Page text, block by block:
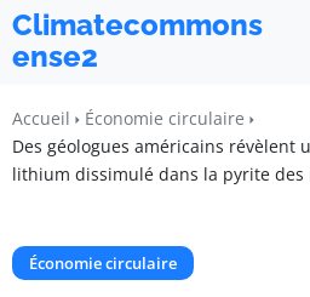
Climatecommons
ense2
Accueil
Économie circulaire
Des géologues américains révèlent
lithium dissimulé dans la pyrite des
Économie circulaire